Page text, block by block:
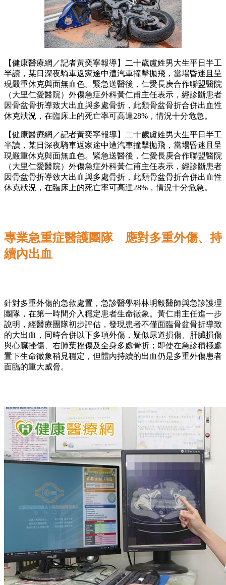
【健康醫療網／記者黃奕寧報導】二十歲盧姓男大生平日半工
半讀，某日深夜騎車返家途中遭汽車撞擊拋飛，當場昏迷且呈
現嚴重休克與面無血色。緊急送醫後，仁愛長庚合作聯盟醫院
（大里仁愛醫院）外傷急症外科黃仁甫主任表示，經診斷患者
因骨盆骨折導致大出血與多處骨折，此類骨盆骨折合併出血性
休克狀況，在臨床上的死亡率可高達28%，情況十分危急。
【健康醫療網／記者黃奕寧報導】二十歲盧姓男大生平日半工
半讀，某日深夜騎車返家途中遭汽車撞擊拋飛，當場昏迷且呈
現嚴重休克與面無血色。緊急送醫後，仁愛長庚合作聯盟醫院
（大里仁愛醫院）外傷急症外科黃仁甫主任表示，經診斷患者
因骨盆骨折導致大出血與多處骨折，此類骨盆骨折合併出血性
休克狀況，在臨床上的死亡率可高達28%，情況十分危急。
專業急重症醫護團隊 應對多重外傷、持
續內出血
針對多重外傷的急救處置，急診醫學科林明毅醫師與急診護理
團隊，在第一時間介入穩定患者生命徵象。黃仁甫主任進一步
說明，經醫療團隊初步評估，發現患者不僅面臨骨盆骨折導致
的大出血，同時合併以下多項外傷，疑似尿道損傷、肝臟損傷
與心臟挫傷、右肺葉挫傷及全身多處骨折；即使在急診積極處
置下生命徵象稍見穩定，但體內持續的出血仍是多重外傷患者
面臨的重大威脅。